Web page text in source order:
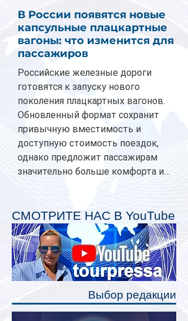
В России появятся новые
капсульные плацкартные
вагоны: что изменится для
пассажиров
Российские железные дороги
готовятся к запуску нового
поколения плацкартных вагонов.
Обновленный формат сохранит
привычную вместимость и
доступную стоимость поездок,
однако предложит пассажирам
значительно больше комфорта и
планируется начать в 2027 году.
Одним из главных нововведений
станут индивидуальные шторки у
каждого спального места. Они
позволят пассажирам закрыть свою
полку во время сна или отдыха,
СМОТРИТЕ НАС В YouTube
Выбор редакции